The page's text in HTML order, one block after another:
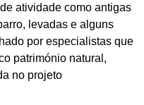
atividade como antigas
levadas e alguns
por especialistas que
património natural,
no projeto